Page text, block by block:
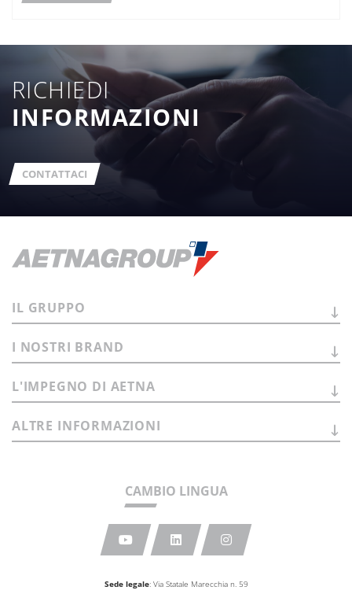
RICHIEDI
INFORMAZIONI
CONTATTACI
Sede legale: Via Statale Marecchia n. 59
CAMBIO LINGUA
IL GRUPPO
I NOSTRI BRAND
L'IMPEGNO DI AETNA
ALTRE INFORMAZIONI